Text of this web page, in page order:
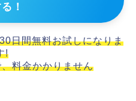
！
日間無料お試しになりま
!
料金かかりません